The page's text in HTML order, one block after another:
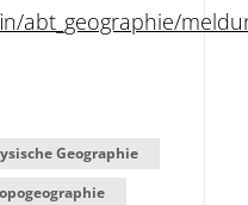
abt_geographie/
Geographie